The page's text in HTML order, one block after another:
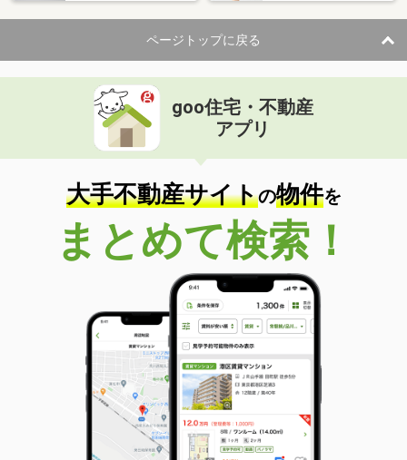
ページトップに戻る
goo住宅・不動産
アプリ
大手不動産サイトの物件を
まとめて検索！